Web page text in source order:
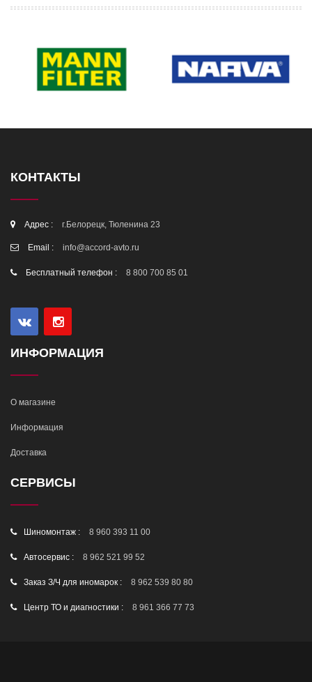
КОНТАКТЫ
Адрес : г.Белорецк, Тюленина 23
Email : info@accord-avto.ru
Бесплатный телефон : 8 800 700 85 01
ИНФОРМАЦИЯ
О магазине
Информация
Доставка
СЕРВИСЫ
Шиномонтаж : 8 960 393 11 00
Автосервис : 8 962 521 99 52
Заказ З/Ч для иномарок : 8 962 539 80 80
Центр ТО и диагностики : 8 961 366 77 73